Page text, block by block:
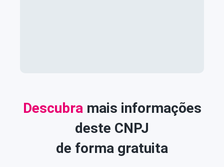
Descubra mais informações
deste CNPJ
de forma gratuita